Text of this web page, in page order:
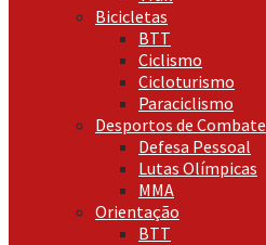
Bicicletas
BTT
Ciclismo
Cicloturismo
Paraciclismo
Desportos de Combate
Defesa Pessoal
Lutas Olímpicas
MMA
Orientação
BTT